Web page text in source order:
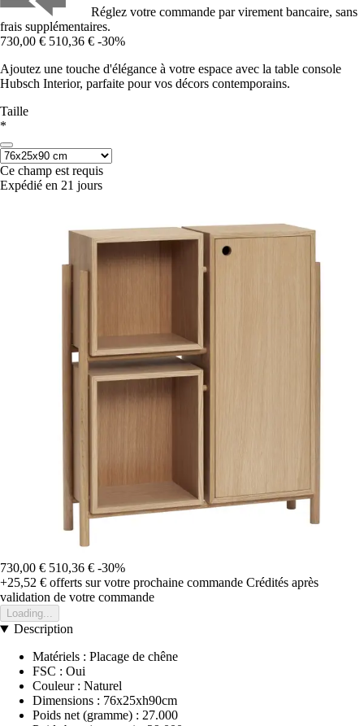
Réglez votre commande par virement bancaire, sans
frais supplémentaires.
730,00 € 510,36 € -30%
Ajoutez une touche d'élégance à votre espace avec la table console
Hubsch Interior, parfaite pour vos décors contemporains.
Taille
*
Ce champ est requis
Expédié en 21 jours
730,00 € 510,36 € -30%
+25,52 € offerts sur votre prochaine commande Crédités après
validation de votre commande
Loading...
Description
Matériels : Placage de chêne
FSC : Oui
Couleur : Naturel
Dimensions : 76x25xh90cm
Poids net (gramme) : 27.000